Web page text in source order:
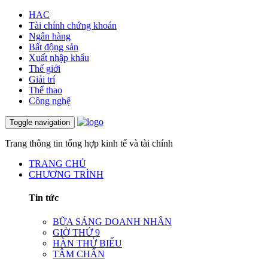
HAC
Tài chính chứng khoán
Ngân hàng
Bất động sản
Xuất nhập khẩu
Thế giới
Giải trí
Thể thao
Công nghệ
Toggle navigation
Trang thông tin tổng hợp kinh tế và tài chính
TRANG CHỦ
CHƯƠNG TRÌNH
Tin tức
BỮA SÁNG DOANH NHÂN
GIỜ THỨ 9
HÀN THỬ BIỂU
TÂM CHẤN